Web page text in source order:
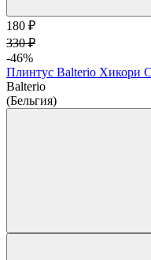
180 ₽
330 ₽
-46%
Плинтус Balterio Хикори
Balterio
(Бельгия)